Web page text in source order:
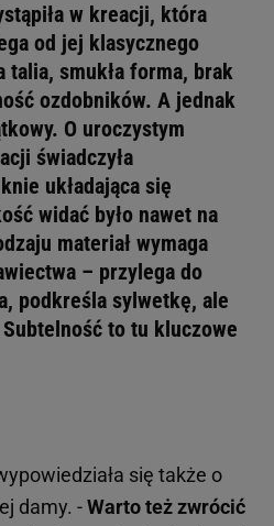
w kreacji, która
od jej klasycznego
talia, smukła forma, brak
ozdobników. A jednak
O uroczystym
świadczyła
układająca się
widać było nawet na
materiał wymaga
– przylega do
podkreśla sylwetkę, ale
to tu kluczowe
się także o
damy. -Warto też zwrócić